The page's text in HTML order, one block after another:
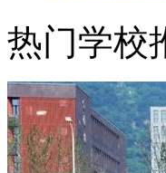
热门学校